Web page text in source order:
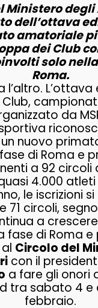
Ministero degli
dell’ottava
amatoriale
dei Club
solo
Roma.
l’altro.
da
nuovo
di Roma e
a 92 circoli
4.000
le iscrizioni
71 circoli,
a
fase di Roma e
Circolo del
con il
a fare gli onori
tra sabato 4 e
febbraio.